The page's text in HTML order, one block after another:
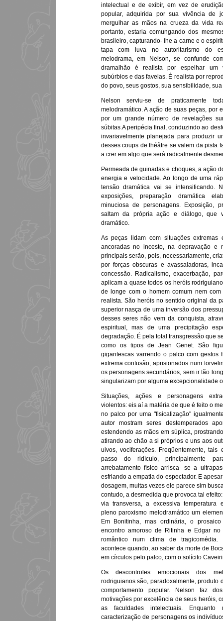
intelectual e de exibir, em vez de
popular, adquirida por sua vivência de
mergulhar as mãos na crueza da vida
portanto, estaria comungando dos
brasileiro, capturando- lhe a carne e o
tapa com luva no autoritarismo do
melodrama, em Nelson, se confunde
dramalhão é realista por espelhar um
subúrbios e das favelas. É realista por
do povo, seus gostos, sua sensibilidade,
Nelson serviu-se de praticamente
melodramático. A ação de suas peças, por
por um grande número de revelações
súbitas.A peripécia final, conduzindo ao
invariavelmente planejada para produzir
desses coups de théâtre se valem da pista
a crer em algo que será radicalmente
Permeada de guinadas e choques, a ação
energia e velocidade. Ao longo de uma
tensão dramática vai se intensificando.
exposições, preparação dramática
minuciosa de personagens. Exposição,
saltam da própria ação e diálogo, que
dramático.
As peças lidam com situações extremas
ancoradas no incesto, na depravação e
principais serão, pois, necessariamente,
por forças obscuras e avassaladoras,
concessão. Radicalismo, exacerbação,
aplicam a quase todos os heróis
de longe com o homem comum nem
realista. São heróis no sentido original da
superior nasça de uma inversão dos
desses seres não vem da conquista,
espiritual, mas de uma precipitação
degradação. É pela total transgressão que
como os tipos de Jean Genet. São
gigantescas varrendo o palco com gestos
extrema confusão, aprisionados num
os personagens secundários, sem ir tão
singularizam por alguma excepcionalidade
Situações, ações e personagens
violentos: eis aí a matéria de que é feito o
no palco por uma "fisicalização"
autor mostram seres destemperados
estendendo as mãos em súplica,
atirando ao chão a si próprios e uns aos
uivos, vociferações. Freqüentemente,
passo do ridículo, principalmente
arrebatamento físico arrisca- se a
esfriando a empatia do espectador. E
dosagem, muitas vezes ele parece sim
contudo, a desmedida que provoca tal
via transversa, a excessiva temperatura
pleno paroxismo melodramático um
Em Bonitinha, mas ordinária, o
encontro amoroso de Ritinha e Edgar
romântico num clima de tragicomédia.
acontece quando, ao saber da morte de
em círculos pelo palco, com o solícito
Os descontroles emocionais dos
rodriguianos são, paradoxalmente, produto
comportamento popular. Nelson faz
motivações por excelência de seus heróis,
as faculdades intelectuais.
caracterização de personagens os